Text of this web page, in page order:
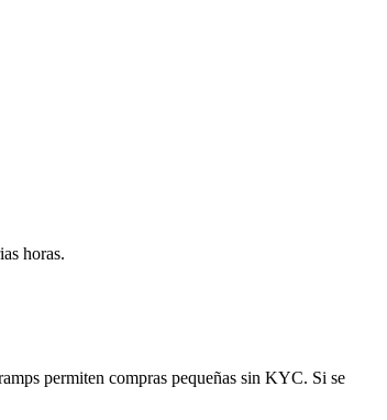
horas.
permiten compras pequeñas sin KYC. Si se